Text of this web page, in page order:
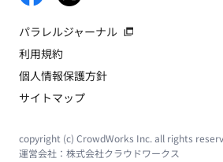
パラレルジャーナル
利用規約
個人情報保護方針
サイトマップ
copyright (c) CrowdWorks Inc. all rights
運営会社： 株式会社クラウドワークス